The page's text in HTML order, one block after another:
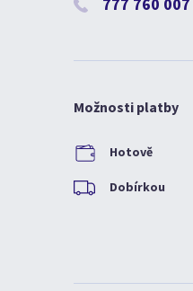
Možnosti platby
Hotově
Dobírkou